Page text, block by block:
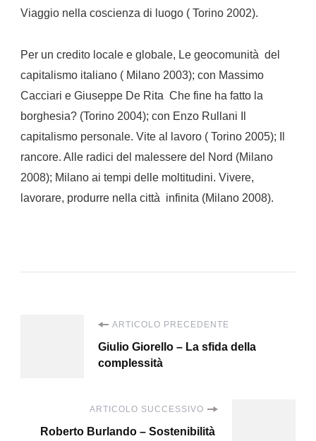
Viaggio nella coscienza di luogo ( Torino 2002).
Per un credito locale e globale, Le geocomunità del
capitalismo italiano ( Milano 2003); con Massimo
Cacciari e Giuseppe De Rita Che fine ha fatto la
borghesia? (Torino 2004); con Enzo Rullani Il
capitalismo personale. Vite al lavoro ( Torino 2005); Il
rancore. Alle radici del malessere del Nord (Milano
2008); Milano ai tempi delle moltitudini. Vivere,
lavorare, produrre nella città infinita (Milano 2008).
Navigazione
articoli
ARTICOLO PRECEDENTE
Giulio Giorello – La sfida della
complessità
ARTICOLO SUCCESSIVO
Roberto Burlando – Sostenibilità